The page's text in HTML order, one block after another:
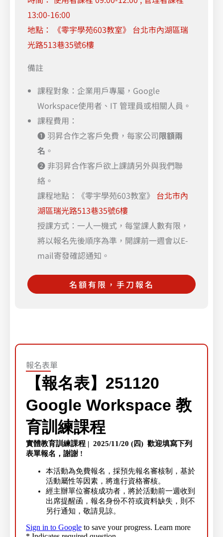
13:00-16:00
地點： 《零宇學苑603教室》 台北市內湖區瑞
光路513巷35號6樓
備註
課程對象：企業用戶專屬，Google
Workspace使用者、IT 管理員或相關人員。
課程費用：
❶ 羽昇合作之客戶免費，每家公司限額兩
名 。
❷ 非羽昇合作客戶欲上課請另外與我們聯
絡。
課程地點：《零宇學苑603教室》 台北市內
湖區瑞光路513巷35號6樓
授課方式：一人一機式，每堂課人數有限，
將以報名先後順序為準，開課前一週會以E-
mail寄發確認通知。
名額有限，手刀報名
報名表單